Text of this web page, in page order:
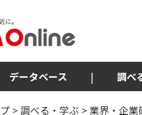
データベース | 調べ
>調べる・学ぶ > 業界・企業